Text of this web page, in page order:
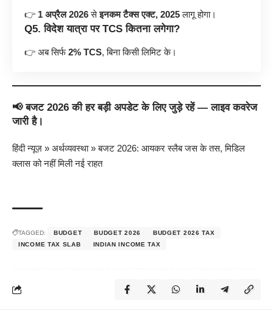
👉 1 अप्रैल 2026सेइनकम टैक्स एक्ट, 2025लागू होगा।
Q5. विदेश यात्रा पर TCS कितना लगेगा?
👉 अब सिर्फ2% TCS, बिना किसी लिमिट के।
📢बजट 2026 की हर बड़ी अपडेट के लिए जुड़े रहें —लाइव कवरेज
जारी है।
हिंदी न्यूज़ » अर्थव्यवस्था»बजट 2026: आयकर स्लैब जस के तस, मिडिल
क्लास को नहीं मिली नई राहत
TAGGED: BUDGET BUDGET 2026
BUDGET 2026 TAX
INCOME TAX SLAB
INDIAN INCOME TAX